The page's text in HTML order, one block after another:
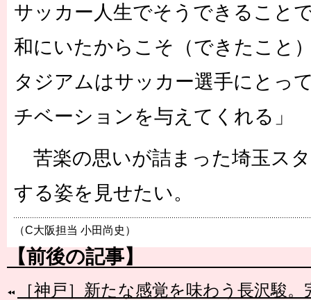
サッカー人生でそうできること
和にいたからこそ（できたこと
タジアムはサッカー選手にとっ
チベーションを与えてくれる」
苦楽の思いが詰まった埼玉ス
する姿を見せたい。
（C大阪担当 小田尚史）
【前後の記事】
［神戸］新たな感覚を味わう長沢駿